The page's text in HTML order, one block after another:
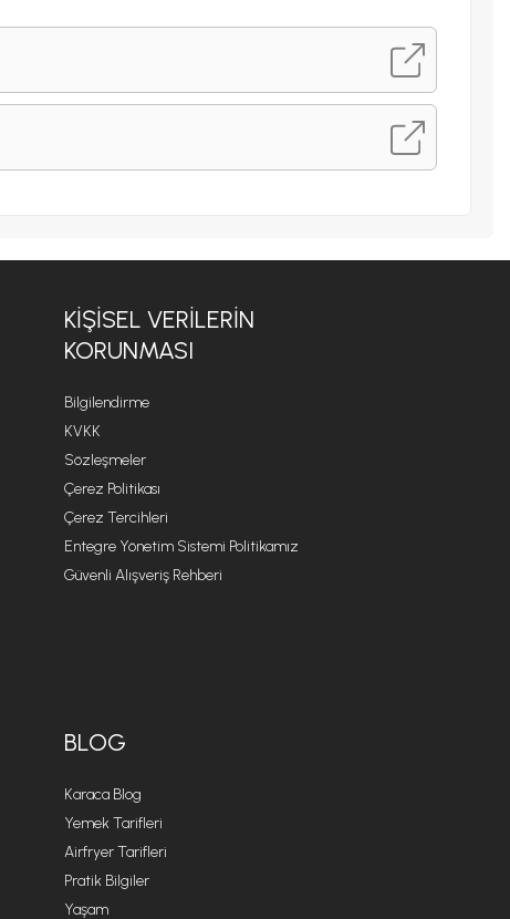
KIŞISEL VERILERIN
KORUNMASI
Bilgilendirme
KVKK
Sözleşmeler
Çerez Politikası
Çerez Tercihleri
Entegre Yönetim Sistemi Politikamız
Güvenli Alışveriş Rehberi
BLOG
Karaca Blog
Yemek Tarifleri
Airfryer Tarifleri
Pratik Bilgiler
Yaşam